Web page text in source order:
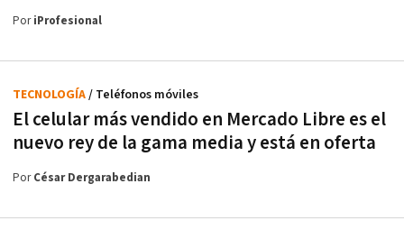
PoriProfesional
El celular más vendido en Mercado Libre es el
nuevo rey de la gama media y está en oferta
TECNOLOGÍA/ Teléfonos móviles
PorCésar Dergarabedian